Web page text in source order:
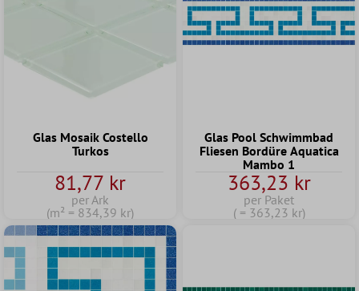
Glas Mosaik Costello
Turkos
81,77 kr
per Ark
(m² = 834,39 kr)
Glas Pool Schwimmbad
Fliesen Bordüre Aquatica
Mambo 1
363,23 kr
per Paket
( = 363,23 kr)